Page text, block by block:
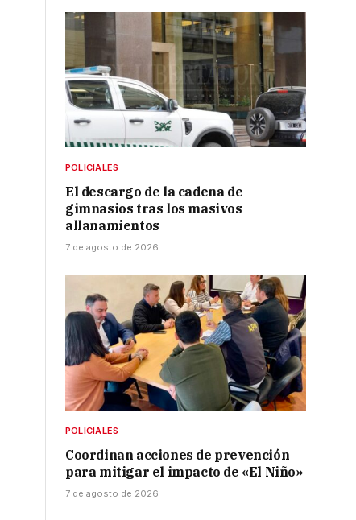
POLICIALES
El descargo de la cadena de
gimnasios tras los masivos
allanamientos
7 de agosto de 2026
POLICIALES
Coordinan acciones de prevención
para mitigar el impacto de «El Niño»
7 de agosto de 2026